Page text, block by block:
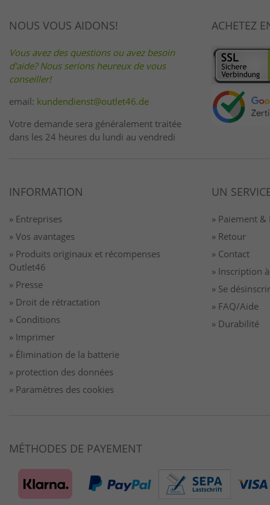
NOUS VOUS AIDONS!
Vous avez des questions ou avez besoin
d'aide? Nous serions heureux de vous
conseiller!
email: kundendienst@outlet46.de
Votre demande sera généralement traitée
dans les 24 heures du lundi au vendredi
ACHETEZ
INFORMATION
» Entreprises
» Vos avantages
» Produits originaux et récompenses
Outlet46
» Presse
» Droit de rétractation
» Conditions
» Imprimer
» Élimination de la batterie
» protection des données
» Paramètres des cookies
UN
» Paiement
» Retour
» Contact
» Inscription
» Se
» FAQ/Aide
» Durabilité
MÉTHODES DE PAYEMENT